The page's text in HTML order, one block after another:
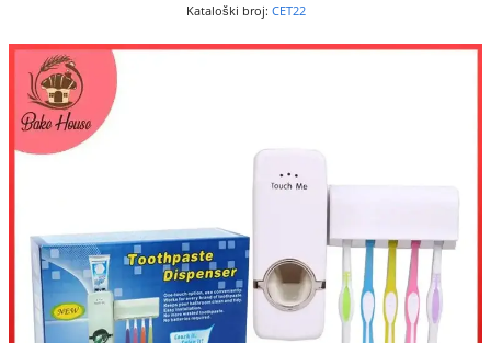
Kataloški broj: CET22